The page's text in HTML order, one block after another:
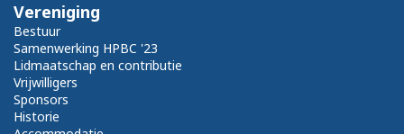
Vereniging
Bestuur
Samenwerking HPBC '23
Lidmaatschap en contributie
Vrijwilligers
Sponsors
Historie